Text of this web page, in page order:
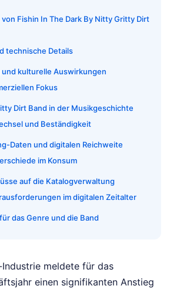
Fishin In The Dark By Nitty Gritty Dirt
technische Details
und kulturelle Auswirkungen
Fokus
Dirt Band in der Musikgeschichte
und Beständigkeit
Daten und digitalen Reichweite
im Konsum
auf die Katalogverwaltung
im digitalen Zeitalter
das Genre und die Band
meldete für das
einen signifikanten Anstieg